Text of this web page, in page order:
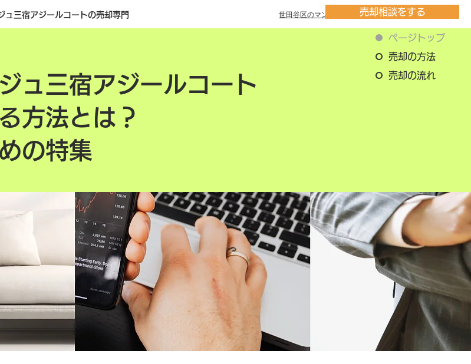
売却相談をする
ページトップ
売却の方法
売却の流れ
ュ三宿アジールコートの売却専門 世田谷区のマンション一覧
ュ三宿アジールコート
方法とは？
の特集